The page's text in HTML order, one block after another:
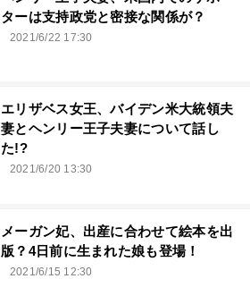
ターは支持政党と密接な関係が？
2021/6/22 17:30
エリザベス女王、バイデン米大統領夫
妻とヘンリー王子夫妻について話し
た!?
2021/6/20 13:30
メーガン妃、出産に合わせて絵本を出
版？4日前に生まれた娘も登場！
2021/6/15 12:30